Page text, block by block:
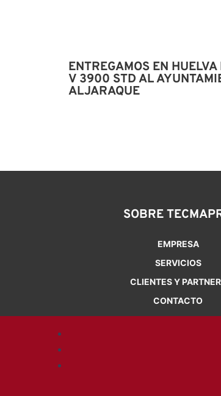
ENTREGAMOS EN
V 3900 STD AL
ALJARAQUE
SOBRE
EMPRESA
SERVICIOS
CLIENTES Y
CONTACTO